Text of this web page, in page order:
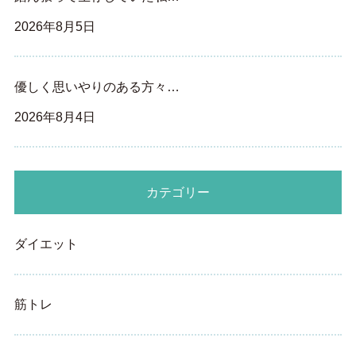
2026年8月5日
優しく思いやりのある方々…
2026年8月4日
カテゴリー
ダイエット
筋トレ